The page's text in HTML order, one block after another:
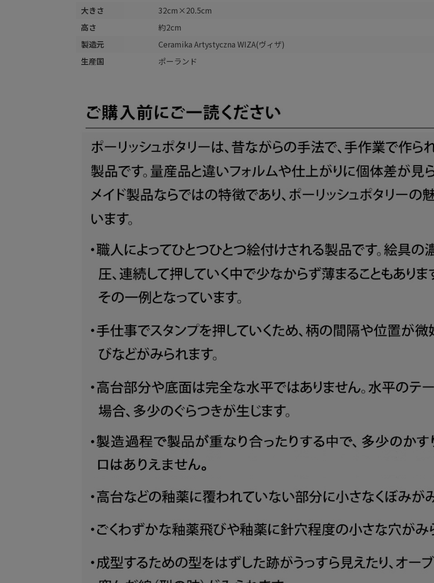
大きさ
32cm×20.5cm
高さ
約2cm
製造元
Ceramika Artystyczna WIZA(ヴィザ)
生産国
ポーランド